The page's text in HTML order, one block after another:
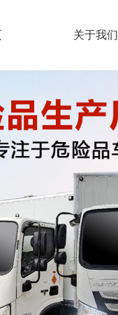
关于我们